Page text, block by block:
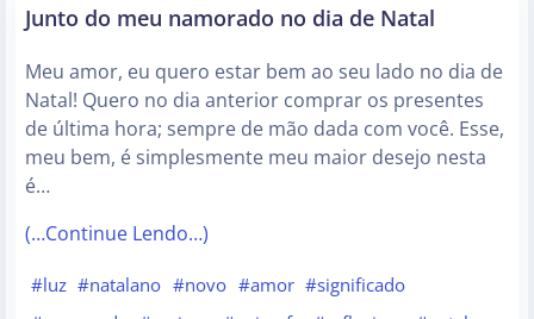
Junto do meu namorado no dia de Natal
Meu amor, eu quero estar bem ao seu lado no dia de
Natal! Quero no dia anterior comprar os presentes
de última hora; sempre de mão dada com você. Esse,
meu bem, é simplesmente meu maior desejo nesta
é…
(…Continue Lendo…)
#luz #natalano #novo #amor #significado